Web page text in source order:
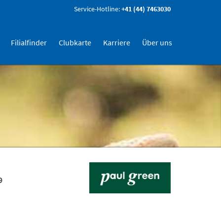
Service-Hotline:+41 (44) 7463030
Filialfinder Clubkarte Karriere Über uns